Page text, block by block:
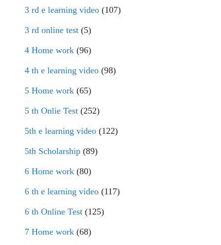
3 rd e learning video (107)
3 rd online test (5)
4 Home work (96)
4 th e learning video (98)
5 Home work (65)
5 th Onlie Test (252)
5th e learning video (122)
5th Scholarship (89)
6 Home work (80)
6 th e learning video (117)
6 th Online Test (125)
7 Home work (68)